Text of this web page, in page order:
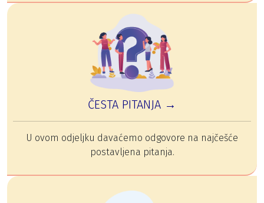
ČESTA PITANJA →
U ovom odjeljku davaćemo odgovore na najčešće
postavljena pitanja.